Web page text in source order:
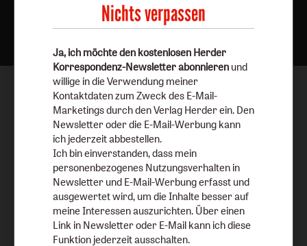
Nach oben
Nichts verpassen
Ja, ich möchte den kostenlosen Herder
Korrespondenz-Newsletter abonnieren und
willige in die Verwendung meiner
Kontaktdaten zum Zweck des E-Mail-
Marketings durch den Verlag Herder ein. Den
Newsletter oder die E-Mail-Werbung kann
ich jederzeit abbestellen.
Ich bin einverstanden, dass mein
personenbezogenes Nutzungsverhalten in
Newsletter und E-Mail-Werbung erfasst und
ausgewertet wird, um die Inhalte besser auf
meine Interessen auszurichten. Über einen
Link in Newsletter oder E-Mail kann ich diese
Funktion jederzeit ausschalten.